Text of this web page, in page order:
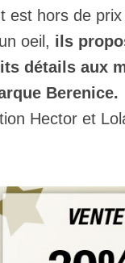
est hors de
oeil, ils
détails aux
Berenice.
Hector et